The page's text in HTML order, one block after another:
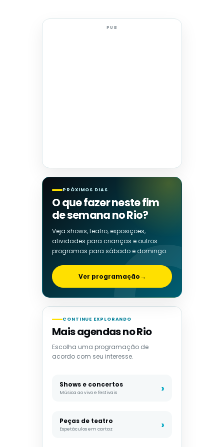
PUB
PRÓXIMOS DIAS
O que fazer neste fim
de semana no Rio?
Veja shows, teatro, exposições,
atividades para crianças e outros
programas para sábado e domingo.
Ver programação→
CONTINUE EXPLORANDO
Mais agendas no Rio
Escolha uma programação de
acordo com seu interesse.
Shows e concertos
Música ao vivo e festivais
Peças de teatro
Espetáculos em cartaz